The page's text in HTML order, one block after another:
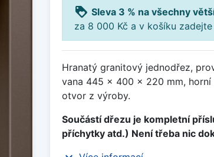
loyalty Sleva 3 % na všechny
za 8 000 Kč a v košíku
Hranatý granitový jednodřez,
vana 445 x 400 x 220 mm, horní
otvor z výroby.
Součástí dřezu je kompletní
příchytky atd.) Není třeba nic